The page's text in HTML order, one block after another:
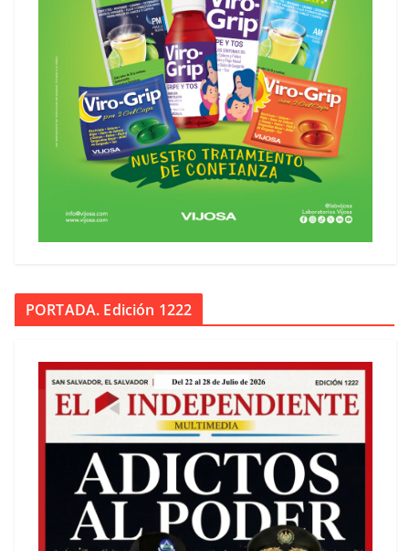
PORTADA. Edición 1222